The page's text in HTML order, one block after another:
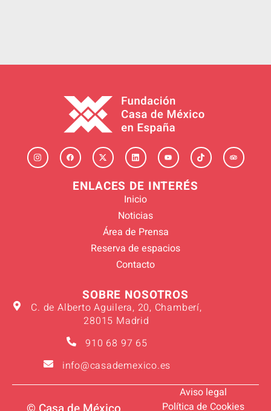
ENLACES DE INTERÉS
Inicio
Noticias
Área de Prensa
Reserva de espacios
Contacto
SOBRE NOSOTROS
C. de Alberto Aguilera, 20, Chamberí,
28015 Madrid
910 68 97 65
info@casademexico.es
Aviso legal
Política de Cookies